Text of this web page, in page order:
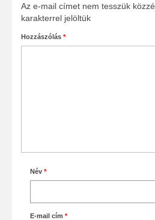
Az e-mail címet nem tesszük közzé.
karakterrel jelöltük
Hozzászólás *
Név *
E-mail cím *